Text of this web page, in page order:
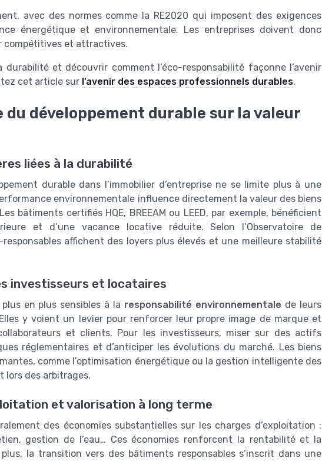
avec des normes comme la RE2020 qui imposent des exigences
énergétique et environnementale. Les entreprises doivent donc
compétitives et attractives.
et découvrir comment l’éco-responsabilité façonne l’avenir
cet article sur l’avenir des espaces professionnels durables.
du développement durable sur la valeur
liées à la durabilité
durable dans l’immobilier d’entreprise ne se limite plus à une
environnementale influence directement la valeur des biens
bâtiments certifiés HQE, BREEAM ou LEED, par exemple, bénéficient
et d’une vacance locative réduite. Selon l’Observatoire de
affichent des loyers plus élevés et une meilleure stabilité
investisseurs et locataires
en plus sensibles à la responsabilité environnementale de leurs
y voient un levier pour renforcer leur propre image de marque et
et clients. Pour les investisseurs, miser sur des actifs
réglementaires et d’anticiper les évolutions du marché. Les biens
comme l’optimisation énergétique ou la gestion intelligente des
lors des arbitrages.
et valorisation à long terme
des économies substantielles sur les charges d’exploitation :
gestion de l’eau… Ces économies renforcent la rentabilité et la
la transition vers des bâtiments responsables s’inscrit dans une